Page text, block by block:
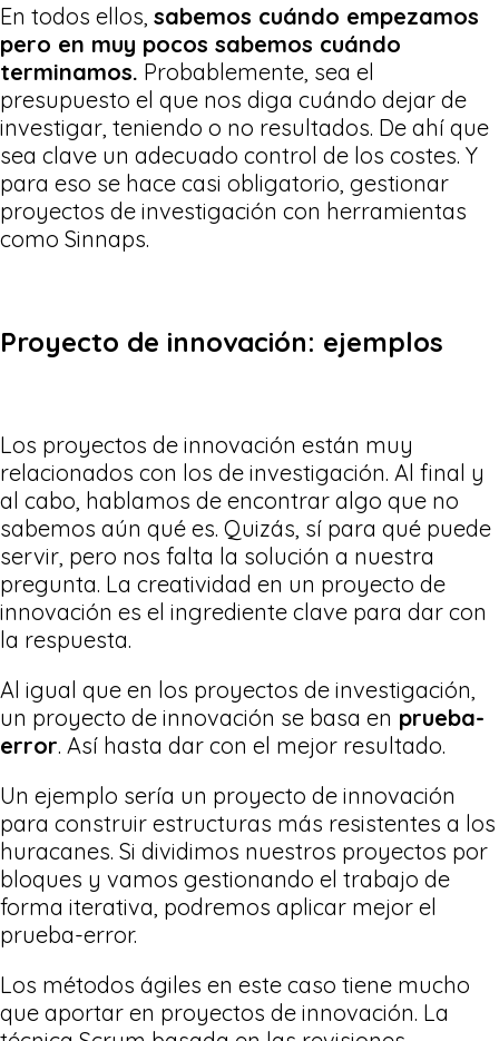
En todos ellos, sabemos cuándo empezamos
pero en muy pocos sabemos cuándo
terminamos. Probablemente, sea el
presupuesto el que nos diga cuándo dejar de
investigar, teniendo o no resultados. De ahí que
sea clave un adecuado control de los costes. Y
para eso se hace casi obligatorio, gestionar
proyectos de investigación con herramientas
como Sinnaps.
Proyecto de innovación: ejemplos
Los proyectos de innovación están muy
relacionados con los de investigación. Al final y
al cabo, hablamos de encontrar algo que no
sabemos aún qué es. Quizás, sí para qué puede
servir, pero nos falta la solución a nuestra
pregunta. La creatividad en un proyecto de
innovación es el ingrediente clave para dar con
la respuesta.
Al igual que en los proyectos de investigación,
un proyecto de innovación se basa en prueba-
error. Así hasta dar con el mejor resultado.
Un ejemplo sería un proyecto de innovación
para construir estructuras más resistentes a los
huracanes. Si dividimos nuestros proyectos por
bloques y vamos gestionando el trabajo de
forma iterativa, podremos aplicar mejor el
prueba-error.
Los métodos ágiles en este caso tiene mucho
que aportar en proyectos de innovación. La